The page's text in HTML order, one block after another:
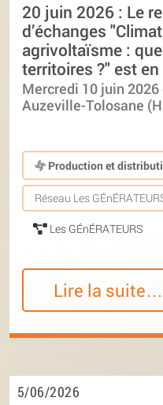
20 juin 2026 : Le
d’échanges
agrivoltaïsme :
territoires ?" est
Mercredi 10 juin 2026
Auzeville-Tolosane
Production et
Réseau Les
Les GÉnÉRATEURS
Lire la suite…
5/06/2026